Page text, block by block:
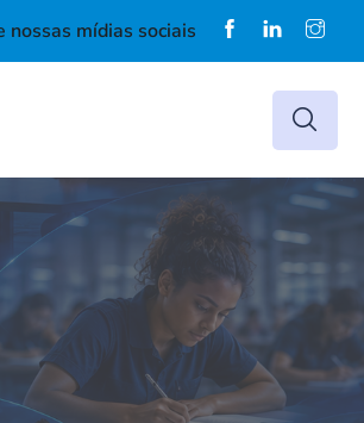
nossas mídias sociais